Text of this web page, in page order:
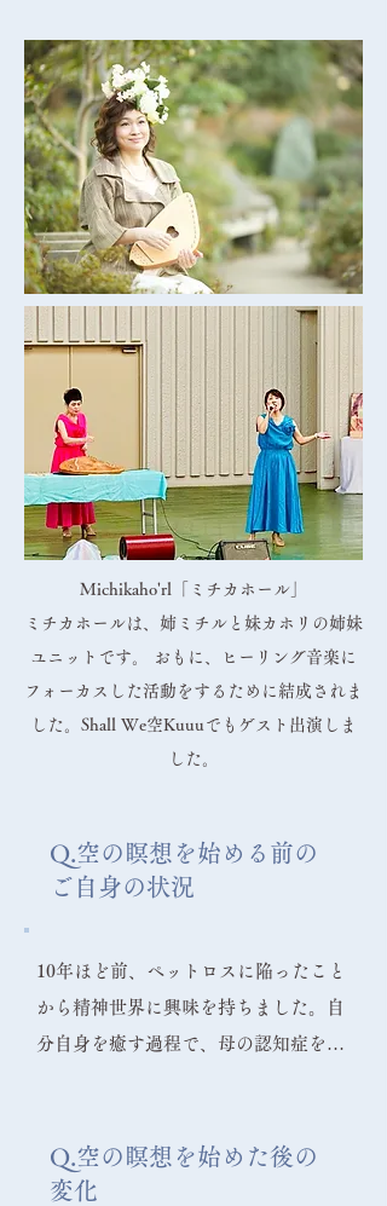
Michikaho'rl「ミチカホール」
ミチカホールは、姉ミチルと妹カホリの姉妹
ユニットです。 おもに、ヒーリング音楽に
フォーカスした活動をするために結成されま
した。Shall We空Kuuuでもゲスト出演しま
した。
Q.空の瞑想を始める前の
ご自身の状況
10年ほど前、ペットロスに陥ったこと
から精神世界に興味を持ちました。自
分自身を癒す過程で、母の認知症をき
得られました。しかし、どこか自分を
生きていない、ネコを死なせた自分を
Q.空の瞑想を始めた後の
変化